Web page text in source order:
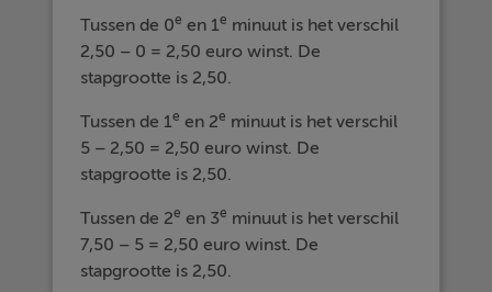
Tussen de 0e en 1e minuut is het verschil
2,50 – 0 = 2,50 euro winst. De
stapgrootte is 2,50.
Tussen de 1e en 2e minuut is het verschil
5 – 2,50 = 2,50 euro winst. De
stapgrootte is 2,50.
Tussen de 2e en 3e minuut is het verschil
7,50 – 5 = 2,50 euro winst. De
stapgrootte is 2,50.